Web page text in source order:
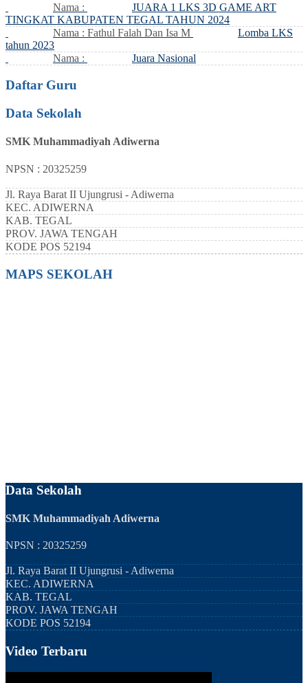
Nama :
JUARA 1 LKS 3D GAME ART
TINGKAT KABUPATEN TEGAL TAHUN 2024
Nama : Fathul Falah Dan Isa M
Lomba LKS
tahun 2023
Nama :
Juara Nasional
Daftar Guru
Data Sekolah
SMK Muhammadiyah Adiwerna
NPSN : 20325259
Jl. Raya Barat II Ujungrusi - Adiwerna
KEC. ADIWERNA
KAB. TEGAL
PROV. JAWA TENGAH
KODE POS 52194
MAPS SEKOLAH
Data Sekolah
SMK Muhammadiyah Adiwerna
NPSN : 20325259
Jl. Raya Barat II Ujungrusi - Adiwerna
KEC. ADIWERNA
KAB. TEGAL
PROV. JAWA TENGAH
KODE POS 52194
Video Terbaru